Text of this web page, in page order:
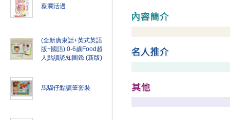
蔡瀾活過
(全新廣東話+英式英語
版+國語) 0-6歲Food超
人點讀認知圖鑑 (新版)
馬騮仔點讀筆套裝